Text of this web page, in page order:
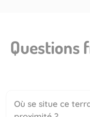
Questions
Où se situe ce